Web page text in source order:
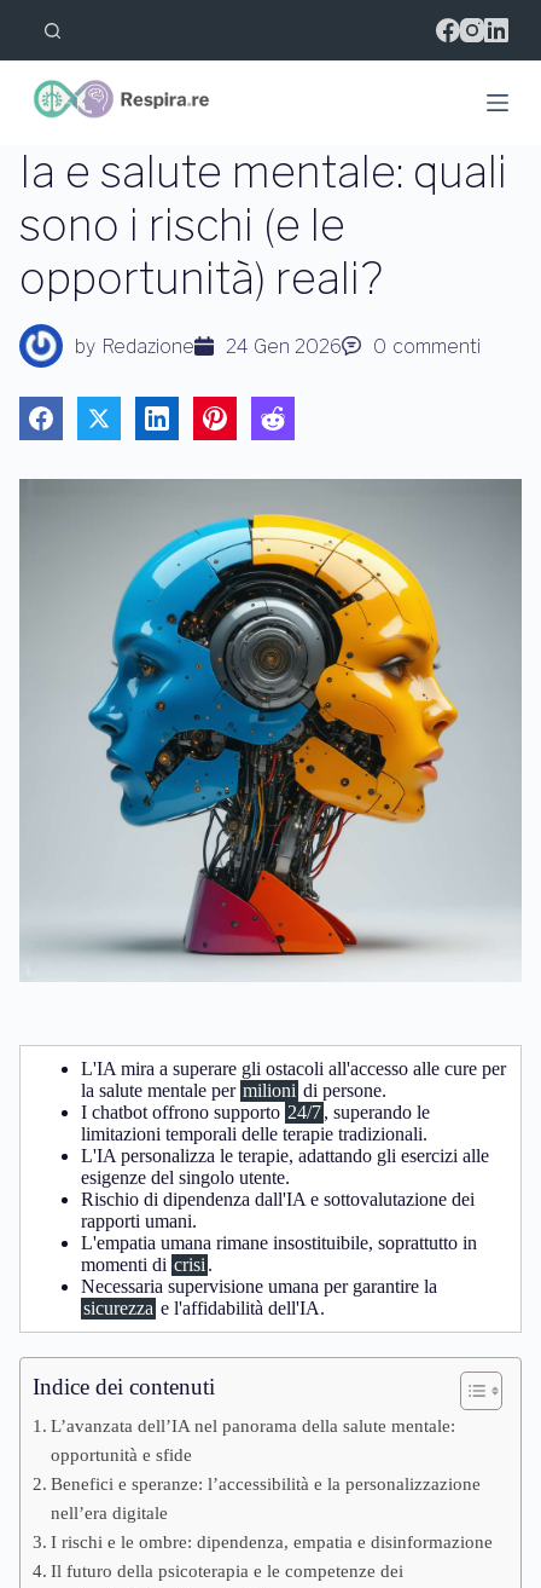
l
l
n
t
n
t
o
Ia e salute mentale: quali
sono i rischi (e le
opportunità) reali?
by Redazione 24 Gen 2026 0 commenti
L'IA mira a superare gli ostacoli all'accesso alle cure per
la salute mentale per milioni di persone.
I chatbot offrono supporto 24/7, superando le
limitazioni temporali delle terapie tradizionali.
L'IA personalizza le terapie, adattando gli esercizi alle
esigenze del singolo utente.
Rischio di dipendenza dall'IA e sottovalutazione dei
rapporti umani.
L'empatia umana rimane insostituibile, soprattutto in
momenti di crisi .
Necessaria supervisione umana per garantire la
sicurezza e l'affidabilità dell'IA.
Indice dei contenuti
L’avanzata dell’IA nel panorama della salute mentale:
opportunità e sfide
Benefici e speranze: l’accessibilità e la personalizzazione
nell’era digitale
I rischi e le ombre: dipendenza, empatia e disinformazione
Il futuro della psicoterapia e le competenze dei